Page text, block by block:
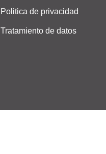
Politica de privacidad
Tratamiento de datos